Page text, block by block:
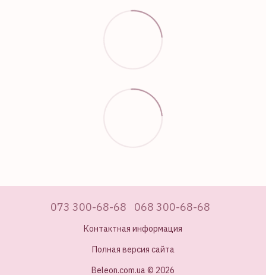
073 300-68-68 068 300-68-68
Контактная информация
Полная версия сайта
Beleon.com.ua © 2026